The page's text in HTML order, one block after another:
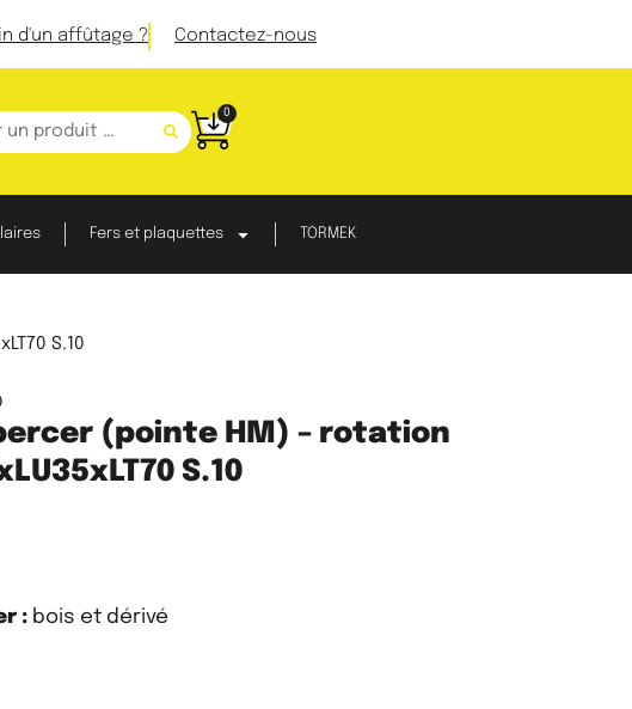
d'un affûtage ? Contactez-nous
0
Fers et plaquettes TORMEK
S.10
(pointe HM) – rotation
S.10
: bois et dérivé